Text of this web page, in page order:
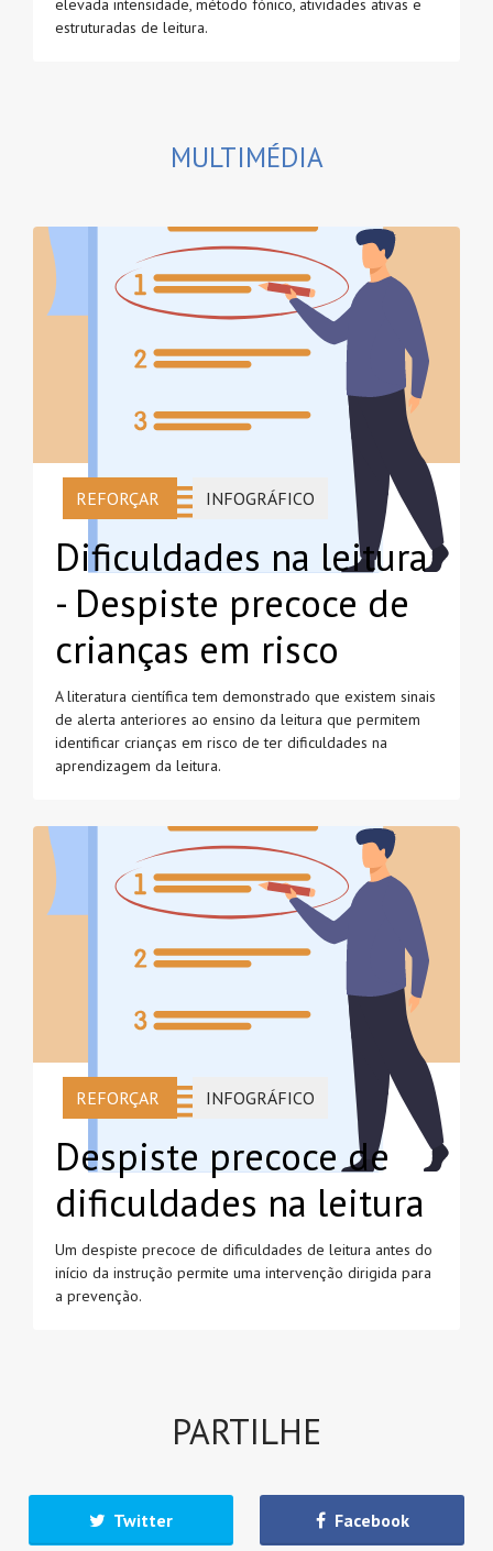
elevada intensidade, método fónico, atividades ativas e
estruturadas de leitura.
MULTIMÉDIA
REFORÇAR INFOGRÁFICO
Dificuldades na leitura
- Despiste precoce de
crianças em risco
A literatura científica tem demonstrado que existem sinais
de alerta anteriores ao ensino da leitura que permitem
identificar crianças em risco de ter dificuldades na
aprendizagem da leitura.
REFORÇAR INFOGRÁFICO
Despiste precoce de
dificuldades na leitura
Um despiste precoce de dificuldades de leitura antes do
início da instrução permite uma intervenção dirigida para
a prevenção.
PARTILHE
Twitter Facebook